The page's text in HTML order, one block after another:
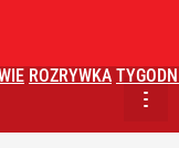
ROZRYWKA